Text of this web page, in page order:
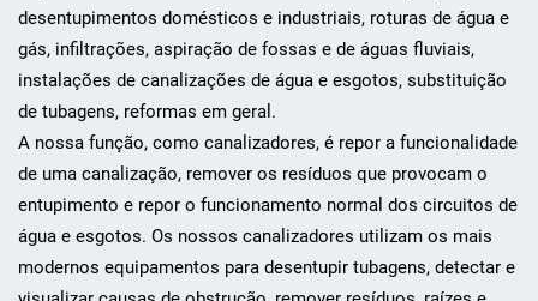
desentupimentos domésticos e industriais, roturas de água e
gás, infiltrações, aspiração de fossas e de águas fluviais,
instalações de canalizações de água e esgotos, substituição
de tubagens, reformas em geral.
A nossa função, como canalizadores, é repor a funcionalidade
de uma canalização, remover os resíduos que provocam o
entupimento e repor o funcionamento normal dos circuitos de
água e esgotos. Os nossos canalizadores utilizam os mais
modernos equipamentos para desentupir tubagens, detectar e